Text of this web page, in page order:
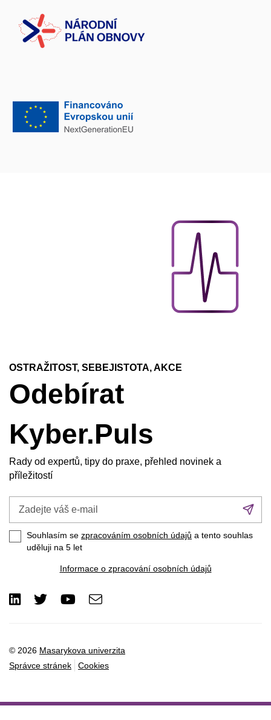
OSTRAŽITOST, SEBEJISTOTA, AKCE
Odebírat
Kyber.Puls
Rady od expertů, tipy do praxe, přehled novinek a
příležitostí
e-
mail
Souhlasím se zpracováním osobních údajů a tento souhlas
uděluji na 5 let
Informace o zpracování osobních údajů
© 2026 Masarykova univerzita
Správce stránek
Cookies
LinkedIn
Twitter
Youtube
e-